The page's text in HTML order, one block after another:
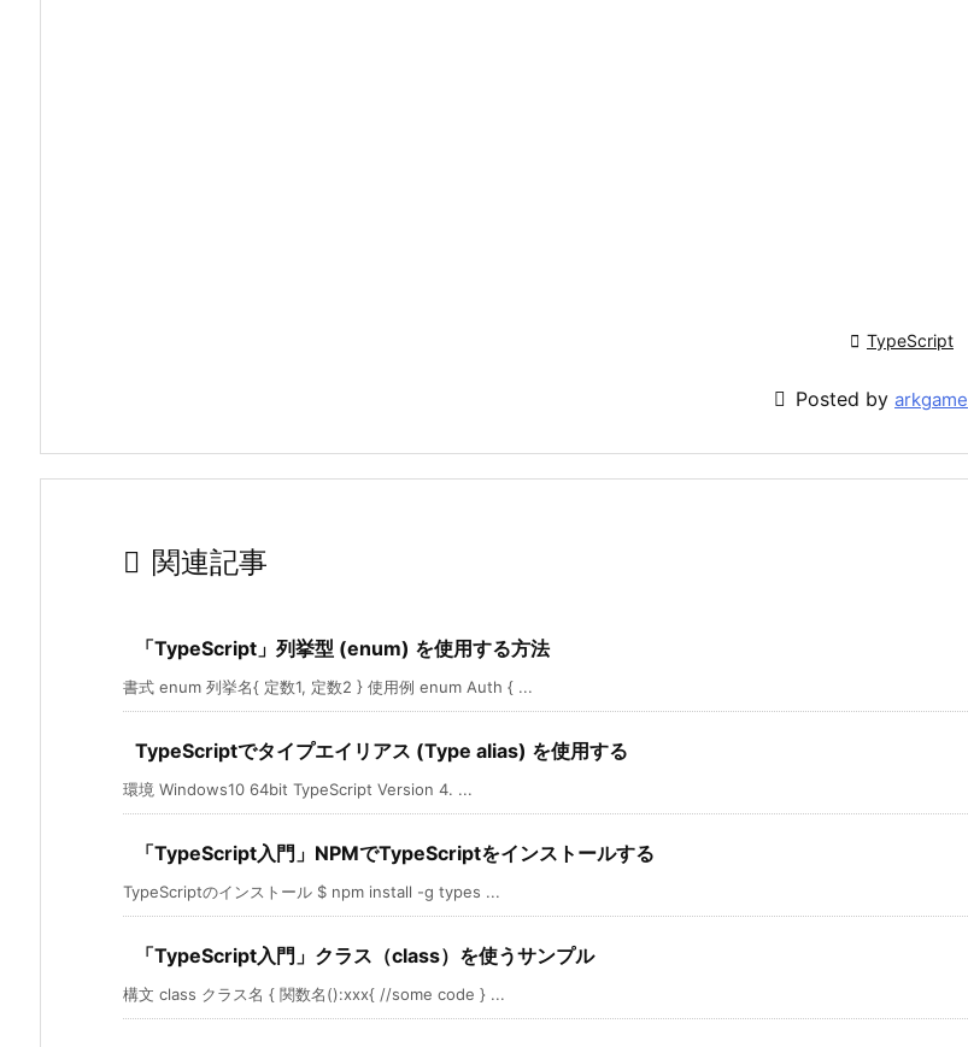
 TypeScript
 Posted by arkgame
 関連記事
「TypeScript」列挙型 (enum) を使用する方法
書式 enum 列挙名{ 定数1, 定数2 } 使用例 enum Auth { ...
TypeScriptでタイプエイリアス (Type alias) を使用する
環境 Windows10 64bit TypeScript Version 4. ...
「TypeScript入門」NPMでTypeScriptをインストールする
TypeScriptのインストール $ npm install -g types ...
「TypeScript入門」クラス（class）を使うサンプル
構文 class クラス名 { 関数名():xxx{ //some code } ...